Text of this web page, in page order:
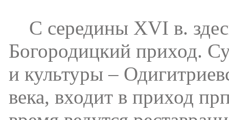
С середины XVI в.
Богородицкий приход.
и культуры –
века, входит в приход